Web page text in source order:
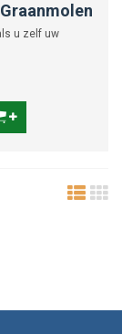
u zelf uw